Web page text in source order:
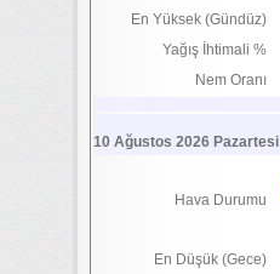
En Yüksek (Gündüz)
Yağış İhtimali %
Nem Oranı
10 Ağustos 2026 Pazartesi
Hava Durumu
En Düşük (Gece)